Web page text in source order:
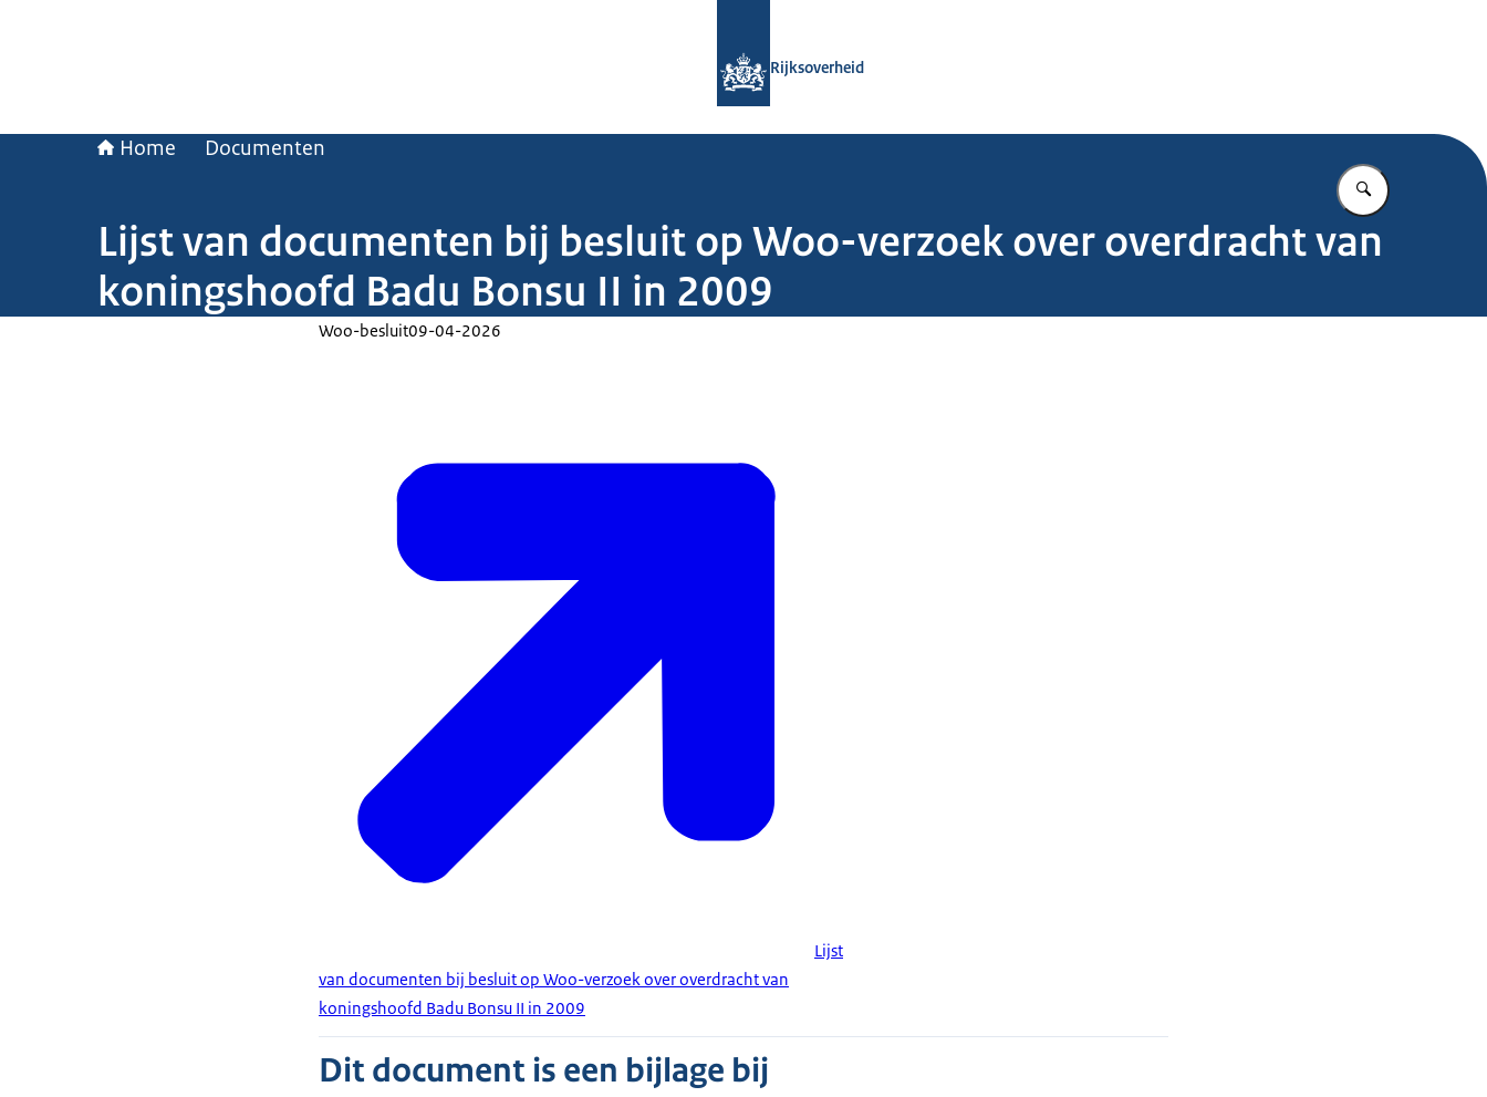
Rijksoverheid
Home Documenten
Vul in wat u
Lijst van documenten bij besluit op Woo-verzoek over overdracht van
koningshoofd Badu Bonsu II in 2009
Woo-besluit09-04-2026
Lijst
van documenten bij besluit op Woo-verzoek over overdracht van
koningshoofd Badu Bonsu II in 2009
Dit document is een bijlage bij